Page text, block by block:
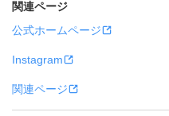
関連ページ
公式ホームページ
Instagram
関連ページ